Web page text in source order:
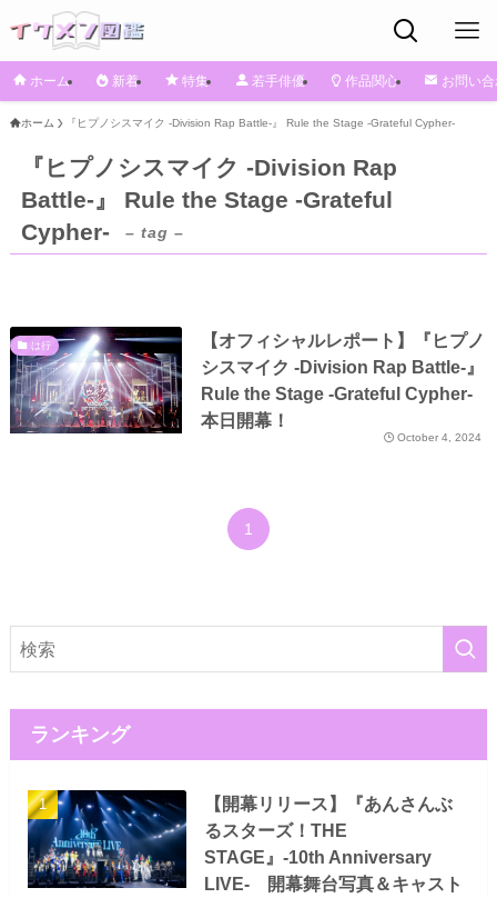
ホーム 新着 特集 若手俳優 作品関心 お問い
ホーム 『ヒプノシスマイク -Division Rap Battle-』 Rule the Stage -Grateful Cypher-
『ヒプノシスマイク -Division Rap
Battle-』 Rule the Stage -Grateful
Cypher-
– tag –
は行
【オフィシャルレポート】『ヒプノ
シスマイク -Division Rap Battle-』
Rule the Stage -Grateful Cypher-
本日開幕！
October 4, 2024
1
ランキング
【開幕リリース】『あんさんぶ
るスターズ！THE
STAGE』-10th Anniversary
LIVE- 開幕舞台写真＆キャスト